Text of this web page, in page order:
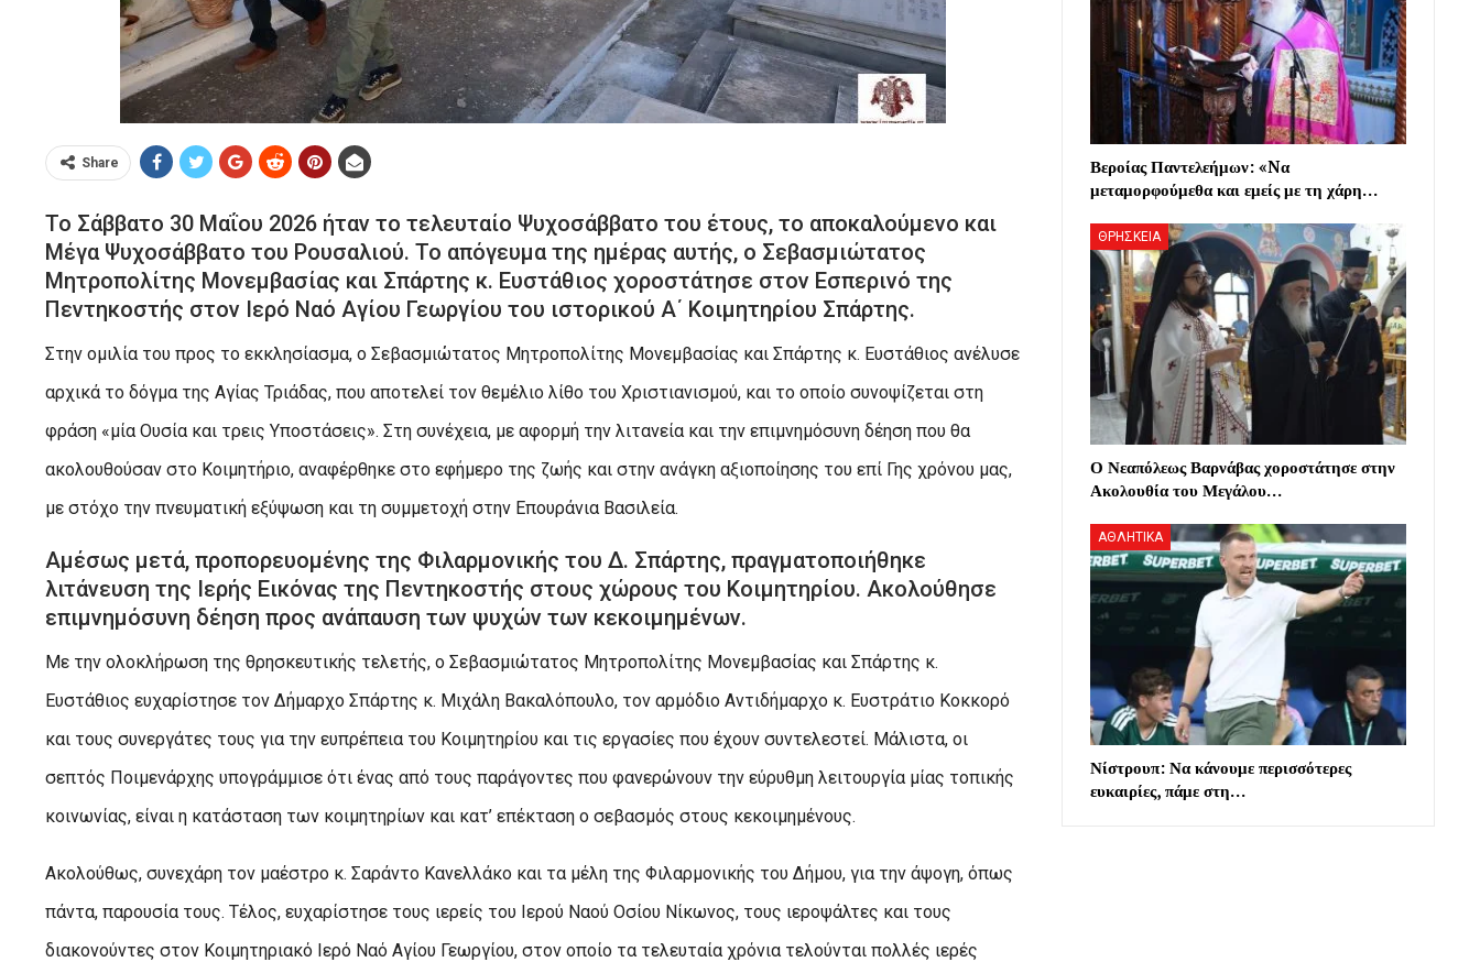
Share
Το Σάββατο 30 Μαΐου 2026 ήταν το τελευταίο Ψυχοσάββατο του έτους, το αποκαλούμενο και
Μέγα Ψυχοσάββατο του Ρουσαλιού. Το απόγευμα της ημέρας αυτής, ο Σεβασμιώτατος
Μητροπολίτης Μονεμβασίας και Σπάρτης κ. Ευστάθιος χοροστάτησε στον Εσπερινό της
Πεντηκοστής στον Ιερό Ναό Αγίου Γεωργίου του ιστορικού Α΄ Κοιμητηρίου Σπάρτης.
Στην ομιλία του προς το εκκλησίασμα, ο Σεβασμιώτατος Μητροπολίτης Μονεμβασίας και Σπάρτης κ. Ευστάθιος ανέλυσε
αρχικά το δόγμα της Αγίας Τριάδας, που αποτελεί τον θεμέλιο λίθο του Χριστιανισμού, και το οποίο συνοψίζεται στη
φράση «μία Ουσία και τρεις Υποστάσεις». Στη συνέχεια, με αφορμή την λιτανεία και την επιμνημόσυνη δέηση που θα
ακολουθούσαν στο Κοιμητήριο, αναφέρθηκε στο εφήμερο της ζωής και στην ανάγκη αξιοποίησης του επί Γης χρόνου μας,
με στόχο την πνευματική εξύψωση και τη συμμετοχή στην Επουράνια Βασιλεία.
Αμέσως μετά, προπορευομένης της Φιλαρμονικής του Δ. Σπάρτης, πραγματοποιήθηκε
λιτάνευση της Ιερής Εικόνας της Πεντηκοστής στους χώρους του Κοιμητηρίου. Ακολούθησε
επιμνημόσυνη δέηση προς ανάπαυση των ψυχών των κεκοιμημένων.
Με την ολοκλήρωση της θρησκευτικής τελετής, ο Σεβασμιώτατος Μητροπολίτης Μονεμβασίας και Σπάρτης κ.
Ευστάθιος ευχαρίστησε τον Δήμαρχο Σπάρτης κ. Μιχάλη Βακαλόπουλο, τον αρμόδιο Αντιδήμαρχο κ. Ευστράτιο Κοκκορό
και τους συνεργάτες τους για την ευπρέπεια του Κοιμητηρίου και τις εργασίες που έχουν συντελεστεί. Μάλιστα, οι
σεπτός Ποιμενάρχης υπογράμμισε ότι ένας από τους παράγοντες που φανερώνουν την εύρυθμη λειτουργία μίας τοπικής
κοινωνίας, είναι η κατάσταση των κοιμητηρίων και κατ’ επέκταση ο σεβασμός στους κεκοιμημένους.
Ακολούθως, συνεχάρη τον μαέστρο κ. Σαράντο Κανελλάκο και τα μέλη της Φιλαρμονικής του Δήμου, για την άψογη, όπως
πάντα, παρουσία τους. Τέλος, ευχαρίστησε τους ιερείς του Ιερού Ναού Οσίου Νίκωνος, τους ιεροψάλτες και τους
διακονούντες στον Κοιμητηριακό Ιερό Ναό Αγίου Γεωργίου, στον οποίο τα τελευταία χρόνια τελούνται πολλές ιερές
Βεροίας Παντελεήμων: «Nα
μεταμορφούμεθα και εμείς με τη χάρη…
ΘΡΗΣΚΕΙΑ
Ο Νεαπόλεως Βαρνάβας χοροστάτησε στην
Ακολουθία του Μεγάλου…
ΑΘΛΗΤΙΚΑ
Νίστρουπ: Να κάνουμε περισσότερες
ευκαιρίες, πάμε στη…